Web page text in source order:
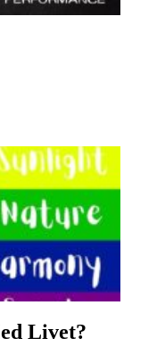
Livet?